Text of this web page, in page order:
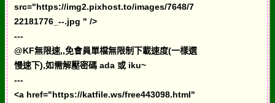
src="https://img2.pixhost.to/images/7648/7
22181776_--.jpg " />
---
@KF無限速,,免會員單檔無限制下載速度(一樣選
慢速下),如需解壓密碼 ada 或 iku~
---
<a href="https://katfile.ws/free443098.html"